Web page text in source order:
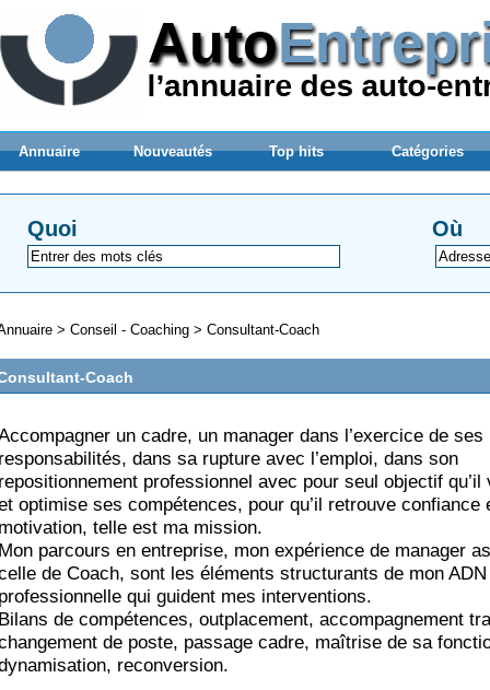
Annuaire Nouveautés Top hits Catégories
Quoi Où
> Conseil - Coaching > Consultant-Coach
Coach
un cadre, un manager dans l’exercice de ses
dans sa rupture avec l’emploi, dans son
professionnel avec pour seul objectif qu’il
optimise ses compétences, pour qu’il retrouve confiance
telle est ma mission.
parcours en entreprise, mon expérience de manager
de Coach, sont les éléments structurants de mon ADN
qui guident mes interventions.
de compétences, outplacement, accompagnement
de poste, passage cadre, maîtrise de sa
reconversion.